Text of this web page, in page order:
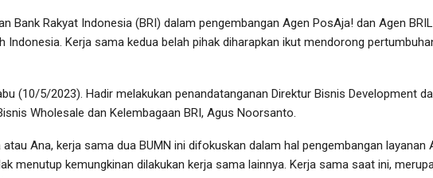
Bank Rakyat Indonesia (BRI) dalam pengembangan Agen PosAja! dan Agen
Kerja sama kedua belah pihak diharapkan ikut mendorong
(10/5/2023). Hadir melakukan penandatanganan Direktur Bisnis Development
Wholesale dan Kelembagaan BRI, Agus Noorsanto.
Ana, kerja sama dua BUMN ini difokuskan dalam hal pengembangan layanan
menutup kemungkinan dilakukan kerja sama lainnya. Kerja sama saat ini,